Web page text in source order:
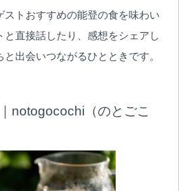
ストおすすめの能登の食を味わい
直接話したり、感想をシェアし
出会いつながるひとときです。
notogocochi（のとごこ